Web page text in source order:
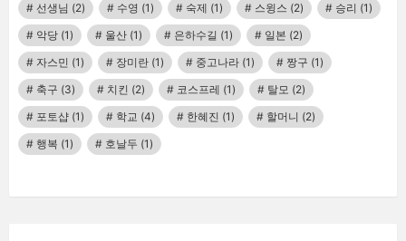
선생님 (2) 수영 (1) 숙제 (1) 스윙스 (2) 승리 (1)
악당 (1) 울산 (1) 은하수길 (1) 일본 (2)
자스민 (1) 장미란 (1) 중고나라 (1) 짱구 (1)
축구 (3) 치킨 (2) 코스프레 (1) 탈모 (2)
포토샵 (1) 학교 (4) 한혜진 (1) 할머니 (2)
행복 (1) 호날두 (1)